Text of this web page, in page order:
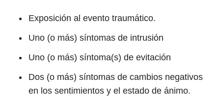
Exposición al evento traumático.
Uno (o más) síntomas de intrusión
Uno (o más) síntoma(s) de evitación
Dos (o más) síntomas de cambios negativos
en los sentimientos y el estado de ánimo.